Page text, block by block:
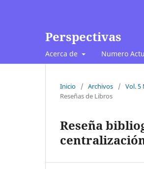
Perspectivas
Acerca de Numero
Inicio / Archivos / Vol. 5
Reseñas de Libros
Reseña